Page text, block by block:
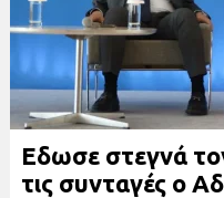
Εδωσε στεγνά
τις συνταγές ο